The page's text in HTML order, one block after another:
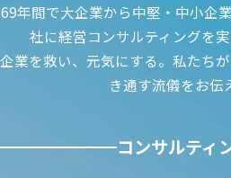
69年間で大企業から中堅・中小企
社に経営コンサルティングを
企業を救い、元気にする。 私たち
き通す流儀をお伝
コンサルティ